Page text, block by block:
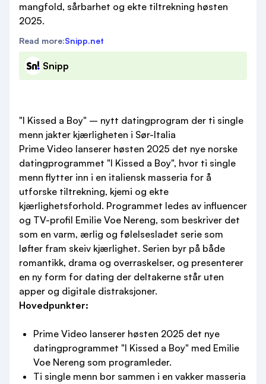
mangfold, sårbarhet og ekte tiltrekning høsten
2025.
Read more:Snipp.net
Snipp
"I Kissed a Boy" – nytt datingprogram der ti single
menn jakter kjærligheten i Sør-Italia
Prime Video lanserer høsten 2025 det nye norske
datingprogrammet "I Kissed a Boy", hvor ti single
menn flytter inn i en italiensk masseria for å
utforske tiltrekning, kjemi og ekte
kjærlighetsforhold. Programmet ledes av influencer
og TV-profil Emilie Voe Nereng, som beskriver det
som en varm, ærlig og følelsesladet serie som
løfter fram skeiv kjærlighet. Serien byr på både
romantikk, drama og overraskelser, og presenterer
en ny form for dating der deltakerne står uten
apper og digitale distraksjoner.
Hovedpunkter:
Prime Video lanserer høsten 2025 det nye
datingprogrammet "I Kissed a Boy" med Emilie
Voe Nereng som programleder.
Ti single menn bor sammen i en vakker masseria